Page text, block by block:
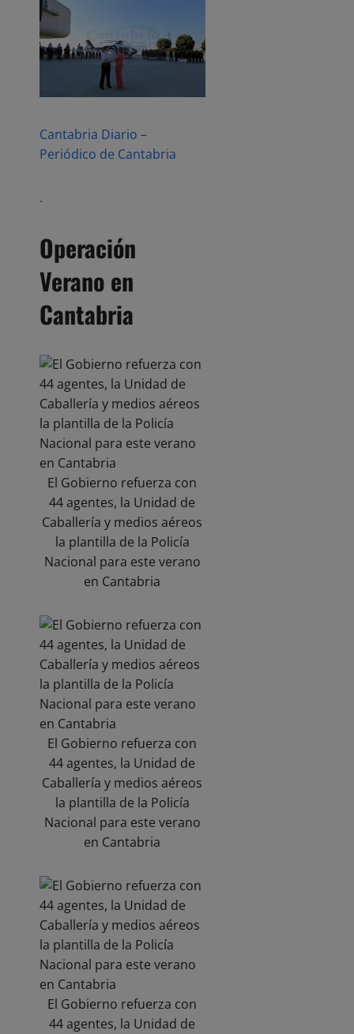
Cantabria Diario –
Periódico de Cantabria
.
Operación
Verano en
Cantabria
El Gobierno refuerza con
44 agentes, la Unidad de
Caballería y medios aéreos
la plantilla de la Policía
Nacional para este verano
en Cantabria
El Gobierno refuerza con
44 agentes, la Unidad de
Caballería y medios aéreos
la plantilla de la Policía
Nacional para este verano
en Cantabria
El Gobierno refuerza con
44 agentes, la Unidad de